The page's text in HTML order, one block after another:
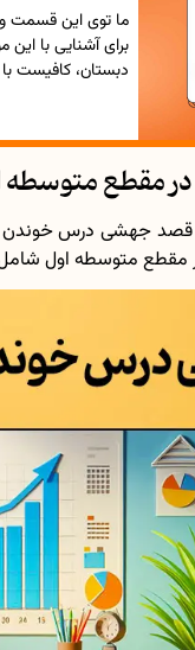
ما توی این قسمت
برای آشنایی با
دبستان، کافیست
مقطع متوسطه
جهشی درس خوندن رو
متوسطه اول شامل